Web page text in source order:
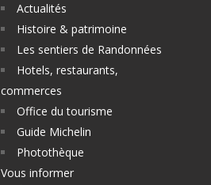
Actualités
Histoire & patrimoine
Les sentiers de Randonnées
Hotels, restaurants,
commerces
Office du tourisme
Guide Michelin
Photothèque
Vous informer